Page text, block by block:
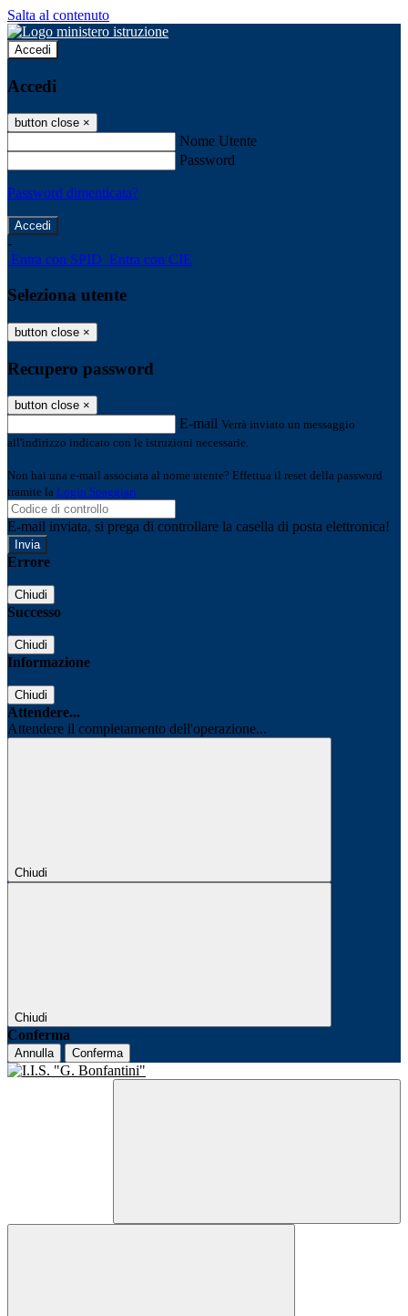
Salta al contenuto
Accedi
Accedi
button close ×
Nome Utente
Password
Password dimenticata?
-
Entra con SPID Entra con CIE
Seleziona utente
button close ×
Recupero password
button close ×
E-mail Verrà inviato un messaggio
all'indirizzo indicato con le istruzioni necessarie.
Non hai una e-mail associata al nome utente? Effettua il reset della password
tramite la Login Spaggiari
E-mail inviata, si prega di controllare la casella di posta elettronica!
Errore
Chiudi
Successo
Chiudi
Informazione
Chiudi
Attendere...
Attendere il completamento dell'operazione...
Chiudi
Chiudi
Conferma
Annulla Conferma